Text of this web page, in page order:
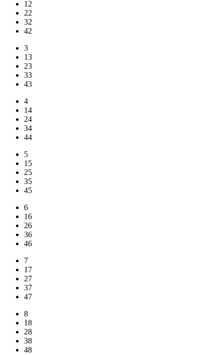
12
22
32
42
3
13
23
33
43
4
14
24
34
44
5
15
25
35
45
6
16
26
36
46
7
17
27
37
47
8
18
28
38
48